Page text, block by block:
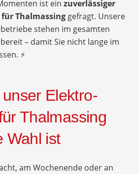
ist ein zuverlässiger
Thalmassing gefragt. Unsere
stehen im gesamten
– damit Sie nicht lange im
⚡
Elektro-
Thalmassing
Wahl ist
am Wochenende oder an